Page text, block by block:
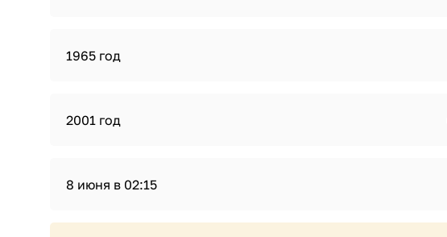
1965 год
2001 год
8 июня в 02:15